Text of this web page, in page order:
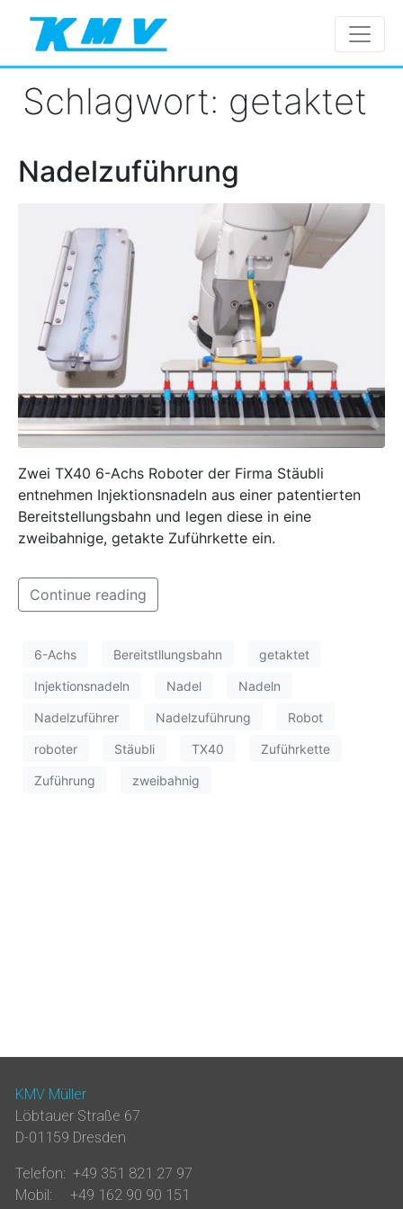
Schlagwort: getaktet
Nadelzuführung
Zwei TX40 6-Achs Roboter der Firma Stäubli
entnehmen Injektionsnadeln aus einer patentierten
Bereitstellungsbahn und legen diese in eine
zweibahnige, getakte Zuführkette ein.
Continue reading
6-Achs Bereitstllungsbahn getaktet
Injektionsnadeln Nadel Nadeln
Nadelzuführer Nadelzuführung Robot
roboter Stäubli TX40 Zuführkette
Zuführung zweibahnig
KMV Müller
Löbtauer Straße 67
D-01159 Dresden
Telefon: +49 351 821 27 97
Mobil: +49 162 90 90 151